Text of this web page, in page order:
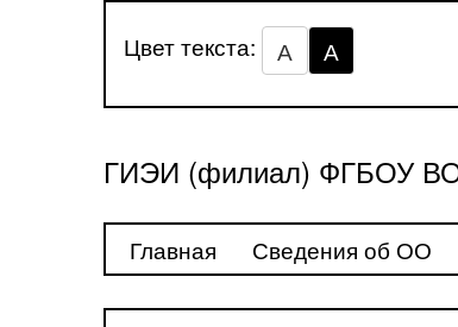
Цвет текста: А А
ГИЭИ (филиал) ФГБОУ
Главная Сведения об ОО